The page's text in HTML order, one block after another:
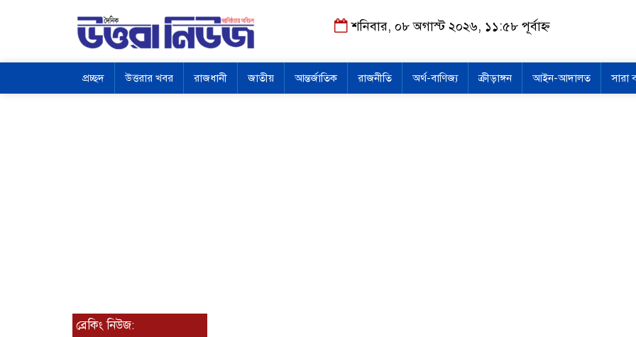
শনিবার, ০৮ অগাস্ট ২০২৬, ১১:৫৮ পূর্বাহ্ন
প্রচ্ছদ উত্তরার খবর রাজধানী জাতীয় আন্তর্জাতিক রাজনীতি অর্থ-বাণিজ্য ক্রীড়াঙ্গন আইন-আদালত সারা
ব্রেকিং নিউজ: